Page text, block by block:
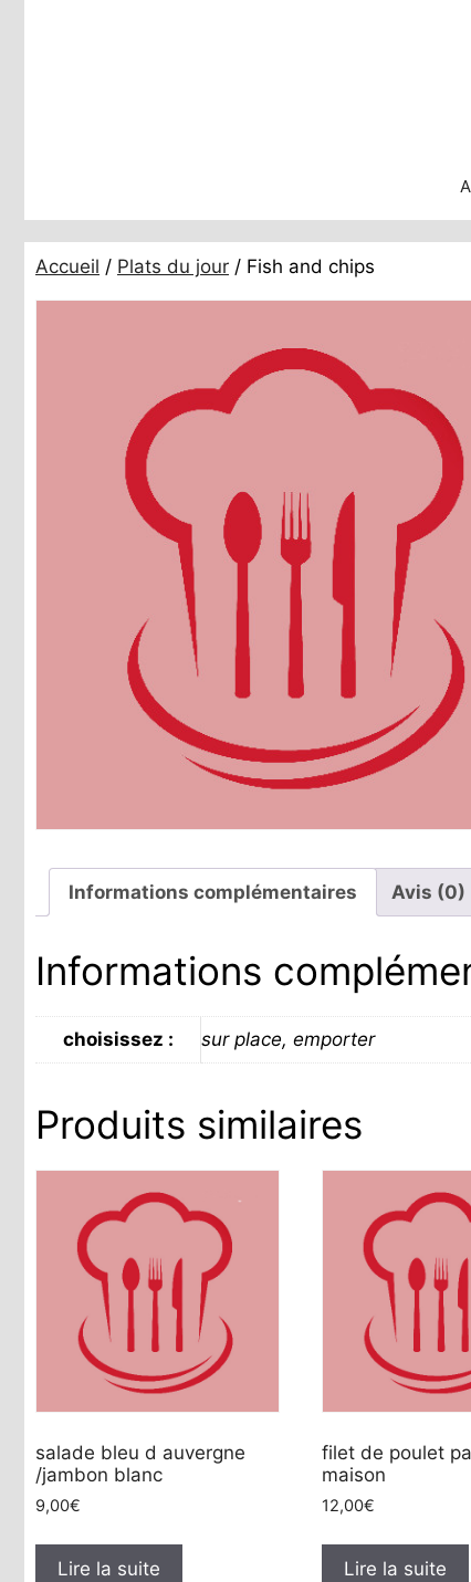
Accueil / Plats du jour / Fish and chips
Informations complémentaires Avis (0)
Informations
choisissez : sur place, emporter
Produits similaires
salade bleu d auvergne
/jambon blanc
9,00€
Lire la suite
filet de poulet
maison
12,00€
Lire la suite